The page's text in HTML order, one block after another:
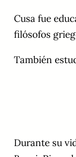
Cusa fue
filósofos
También
Durante su